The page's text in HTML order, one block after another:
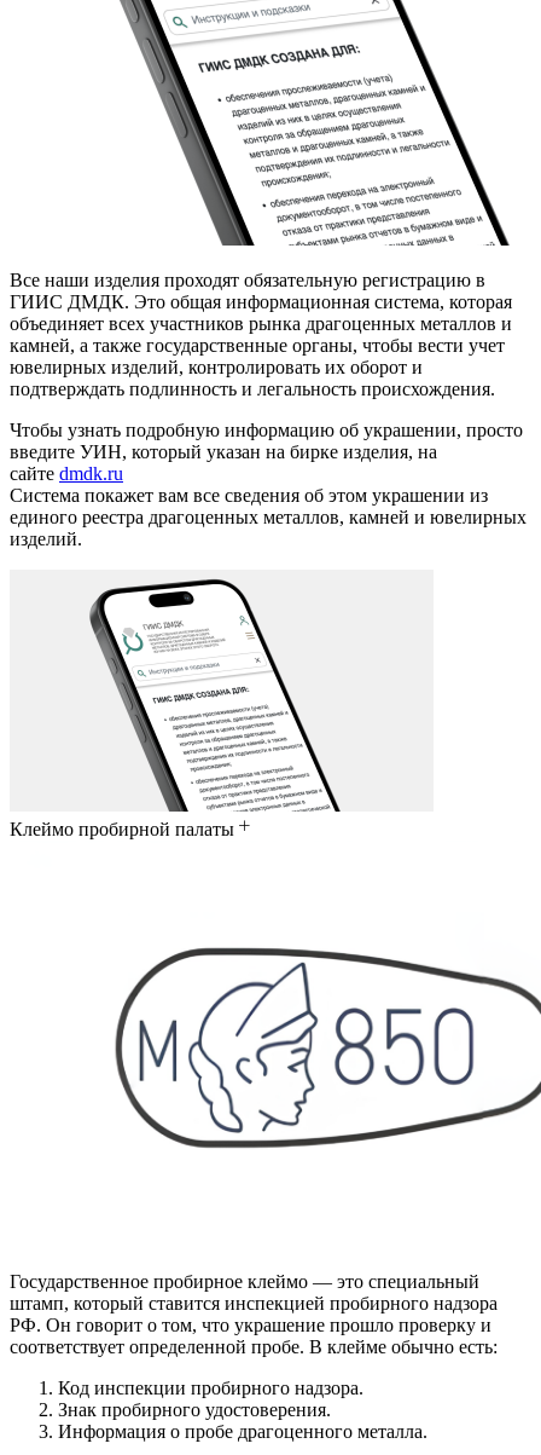
Все наши изделия проходят обязательную регистрацию в
ГИИС ДМДК. Это общая информационная система, которая
объединяет всех участников рынка драгоценных металлов и
камней, а также государственные органы, чтобы вести учет
ювелирных изделий, контролировать их оборот и
подтверждать подлинность и легальность происхождения.
Чтобы узнать подробную информацию об украшении, просто
введите УИН, который указан на бирке изделия, на
сайте dmdk.ru
Система покажет вам все сведения об этом украшении из
единого реестра драгоценных металлов, камней и ювелирных
изделий.
Клеймо пробирной палаты
Государственное пробирное клеймо — это специальный
штамп, который ставится инспекцией пробирного надзора
РФ. Он говорит о том, что украшение прошло проверку и
соответствует определенной пробе. В клейме обычно есть:
Код инспекции пробирного надзора.
Знак пробирного удостоверения.
Информация о пробе драгоценного металла.